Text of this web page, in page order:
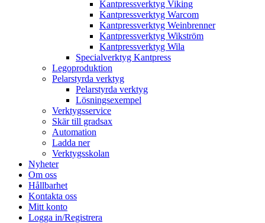
Kantpressverktyg Viking
Kantpressverktyg Warcom
Kantpressverktyg Weinbrenner
Kantpressverktyg Wikström
Kantpressverktyg Wila
Specialverktyg Kantpress
Legoproduktion
Pelarstyrda verktyg
Pelarstyrda verktyg
Lösningsexempel
Verktygsservice
Skär till gradsax
Automation
Ladda ner
Verktygsskolan
Nyheter
Om oss
Hållbarhet
Kontakta oss
Mitt konto
Logga in/Registrera